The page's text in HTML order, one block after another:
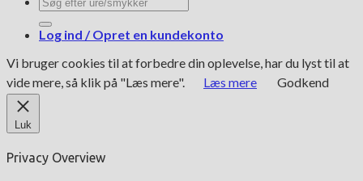
efter:
Log ind / Opret en kundekonto
Vi bruger cookies til at forbedre din oplevelse, har du lyst til at
vide mere, så klik på "Læs mere".
Læs mere Godkend
Luk
Privacy Overview